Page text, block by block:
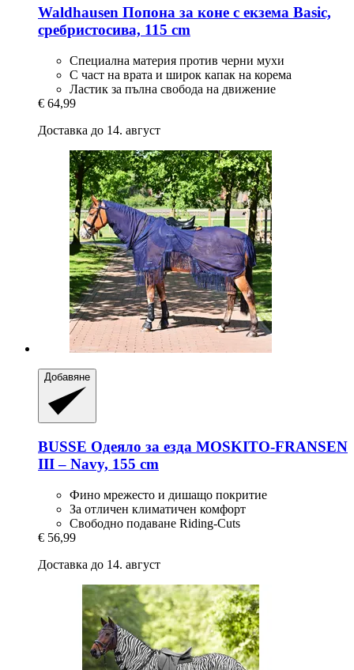
Waldhausen Попона за коне с екзема Basic,
сребристосива, 115 cm
Специална материя против черни мухи
С част на врата и широк капак на корема
Ластик за пълна свобода на движение
€ 64,99
Доставка до 14. август
Добавяне
BUSSE Одеяло за езда MOSKITO-​FRANSEN
III – Navy, 155 cm
Фино мрежесто и дишащо покритие
За отличен климатичен комфорт
Свободно подаване Riding-Cuts
€ 56,99
Доставка до 14. август